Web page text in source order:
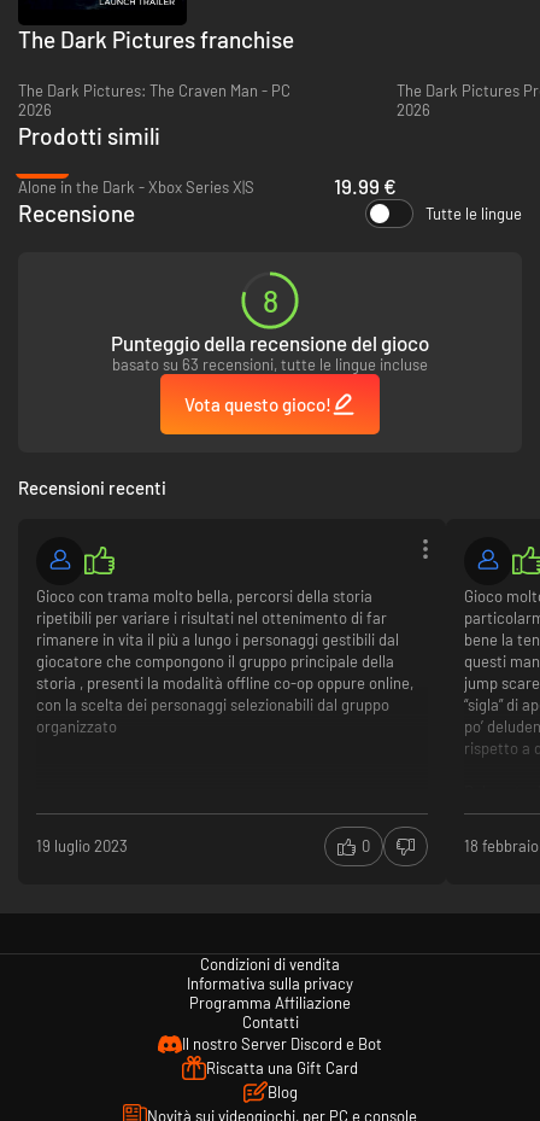
Parti per uno spaventoso viaggio a bordo di una nave fantasma.
Tutti i personaggi giocabili possono morire. Le tue scelte determineranno
Chi farai sopravvivere?
NON GIOCARE SOLO!
The Dark Pictures franchise
The Dark Pictures: The Craven Man - PC
2026
The Dark Pictures
2026
Prodotti simili
Alone in the Dark - Xbox Series X|S
19.99 €
Recensione Tutte le lingue
8
Punteggio della recensione del gioco
basato su 63 recensioni, tutte le lingue incluse
Vota questo gioco!
Recensioni recenti
Gioco con trama molto bella, percorsi della storia
ripetibili per variare i risultati nel ottenimento di far
rimanere in vita il più a lungo i personaggi gestibili dal
giocatore che compongono il gruppo principale della
storia , presenti la modalità offline co-op oppure online,
con la scelta dei personaggi selezionabili dal gruppo
organizzato
19 luglio 2023 0
Gioco
bene la
questi
jump
“sigla” di
po’
rispetto a
modo
muovi,
18
Condizioni di vendita
Informativa sulla privacy
Programma Affiliazione
Contatti
Il nostro Server Discord e Bot
Riscatta una Gift Card
Blog
Novità sui videogiochi, per PC e console